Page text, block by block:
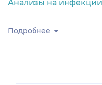
Анализы на инфекции
Подробнее